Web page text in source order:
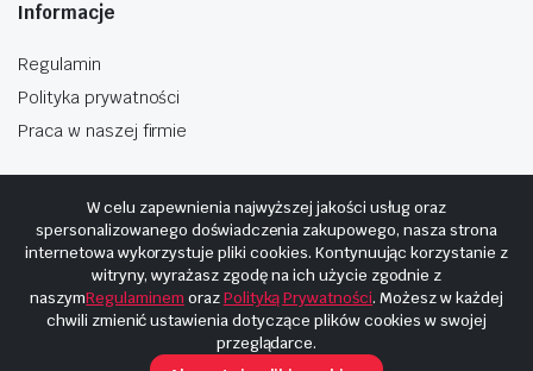
Informacje
Regulamin
Polityka prywatności
Praca w naszej firmie
Copyright © 2025 Hosting i budowa Cyberplaneta.pl
W celu zapewnienia najwyższej jakości usług oraz
spersonalizowanego doświadczenia zakupowego, nasza strona
internetowa wykorzystuje pliki cookies. Kontynuując korzystanie z
witryny, wyrażasz zgodę na ich użycie zgodnie z
naszymRegulaminem orazPolityką Prywatności. Możesz w każdej
chwili zmienić ustawienia dotyczące plików cookies w swojej
przeglądarce.